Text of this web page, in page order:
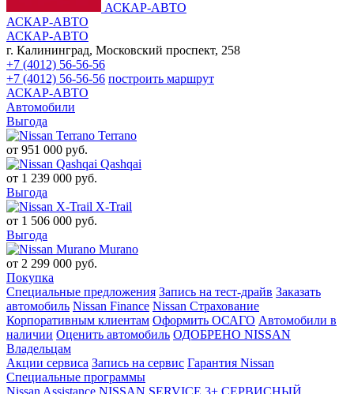
АСКАР-АВТО
АСКАР-АВТО
АСКАР-АВТО
г. Калининград, Московский проспект, 258
+7 (4012) 56-56-56
+7 (4012) 56-56-56 построить маршрут
АСКАР-АВТО
Автомобили
Выгода
Terrano
от 951 000 руб.
Qashqai
от 1 239 000 руб.
Выгода
X-Trail
от 1 506 000 руб.
Выгода
Murano
от 2 299 000 руб.
Покупка
Специальные предложения Запись на тест-драйв Заказать
автомобиль Nissan Finance Nissan Страхование
Корпоративным клиентам Оформить ОСАГО Автомобили в
наличии Оценить автомобиль ОДОБРЕНО NISSAN
Владельцам
Акции сервиса Запись на сервис Гарантия Nissan
Специальные программы
Nissan Assistance NISSAN SERVICE 3+ СЕРВИСНЫЙ